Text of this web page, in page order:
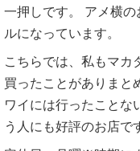
一押しです。 アメ横
ルになっています。
こちらでは、私もマカ
買ったことがありまと
ワイには行ったことな
う人にも好評のお店で